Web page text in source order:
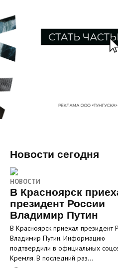
Новости сегодня
НОВОСТИ
В Красноярск
президент России
Владимир Путин
В Красноярск приехал президент
Владимир Путин. Информацию
подтвердили в официальных
Кремля. В последний раз…